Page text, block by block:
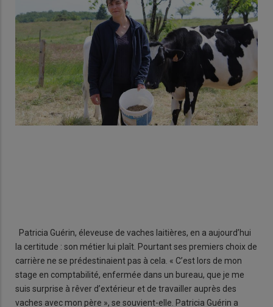
Patricia Guérin, éleveuse de vaches laitières, en a aujourd’hui
la certitude : son métier lui plaît. Pourtant ses premiers choix de
carrière ne se prédestinaient pas à cela. « C’est lors de mon
stage en comptabilité, enfermée dans un bureau, que je me
suis surprise à rêver d’extérieur et de travailler auprès des
vaches avec mon père », se souvient-elle. Patricia Guérin a